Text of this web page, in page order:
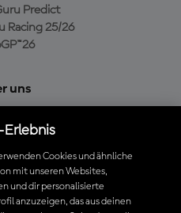
Predict
Racing 25/26
uns
Cookies und ähnliche
mit unseren Websites,
und dir personalisierte
anzuzeigen, das aus deinen